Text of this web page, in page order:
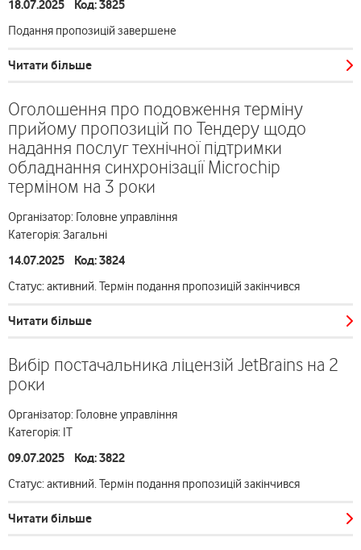
18.07.2025 Код: 3825
Подання пропозицій завершене
Читати більше
Оголошення про подовження терміну
прийому пропозицій по Тендеру щодо
надання послуг технічної підтримки
обладнання синхронізації Microchip
терміном на 3 роки
Організатор: Головне управління
Категорія: Загальні
14.07.2025 Код: 3824
Статус: активний. Термін подання пропозицій закінчився
Читати більше
Вибір постачальника ліцензій JetBrains на 2
роки
Організатор: Головне управління
Категорія: ІТ
09.07.2025 Код: 3822
Статус: активний. Термін подання пропозицій закінчився
Читати більше